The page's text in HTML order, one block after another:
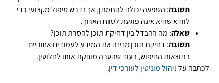
תשובה: השפעה יכולה להתמתן, אך נדרש טיפול מקצועי כדי
לוודא שהיא אינה פוגעת לטווח הארוך.
שאלה: מה ההבדל בין דחיקת תוכן להסרת תוכן?
תשובה: דחיקת תוכן מזיזה את המידע לעמודים אחוריים
בתוצאות החיפוש, בעוד שהסרה מוחקת אותו לחלוטין.
לכתבה עלניהול מוניטין לעורכי דין.